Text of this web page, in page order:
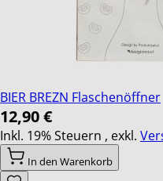
BIER BREZN Flaschenöffner
12,90 €
Inkl. 19% Steuern , exkl.
In den Warenkorb